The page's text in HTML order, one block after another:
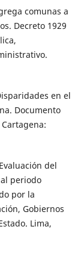
comunas a
Decreto 1929
en el
Documento
del
periodo
por la
Gobiernos
Lima,